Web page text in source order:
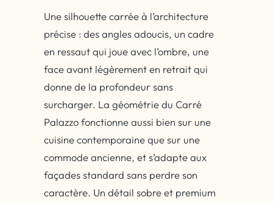
Une silhouette carrée à l’architecture
précise : des angles adoucis, un cadre
en ressaut qui joue avec l’ombre, une
face avant légèrement en retrait qui
donne de la profondeur sans
surcharger. La géométrie du Carré
Palazzo fonctionne aussi bien sur une
cuisine contemporaine que sur une
commode ancienne, et s’adapte aux
façades standard sans perdre son
caractère. Un détail sobre et premium